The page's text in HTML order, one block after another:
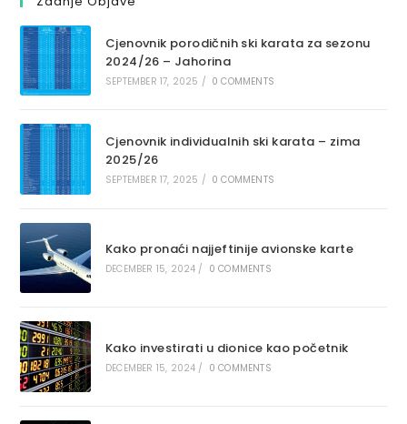
Cjenovnik porodičnih ski karata za sezonu
2024/26 – Jahorina
SEPTEMBER 17, 2025 / 0 COMMENTS
Cjenovnik individualnih ski karata – zima
2025/26
SEPTEMBER 17, 2025 / 0 COMMENTS
Kako pronaći najjeftinije avionske karte
DECEMBER 15, 2024 / 0 COMMENTS
Kako investirati u dionice kao početnik
DECEMBER 15, 2024 / 0 COMMENTS